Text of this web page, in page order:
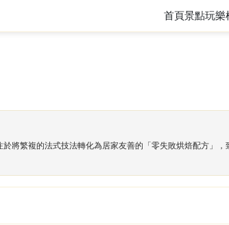
首頁景點玩樂
將繁複的法式技法轉化為居家友善的「零失敗烘焙配方」